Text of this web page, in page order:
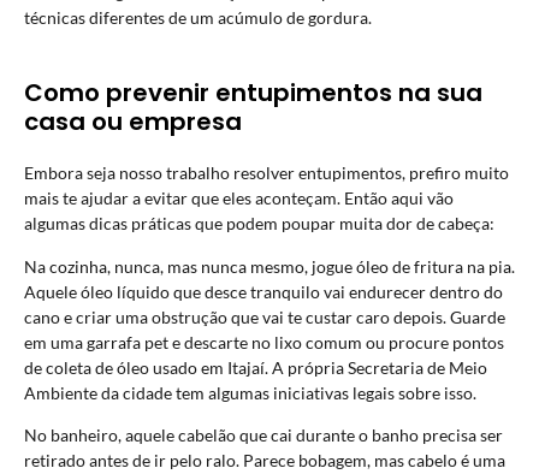
técnicas diferentes de um acúmulo de gordura.
Como prevenir entupimentos na sua
casa ou empresa
Embora seja nosso trabalho resolver entupimentos, prefiro muito
mais te ajudar a evitar que eles aconteçam. Então aqui vão
algumas dicas práticas que podem poupar muita dor de cabeça:
Na cozinha, nunca, mas nunca mesmo, jogue óleo de fritura na pia.
Aquele óleo líquido que desce tranquilo vai endurecer dentro do
cano e criar uma obstrução que vai te custar caro depois. Guarde
em uma garrafa pet e descarte no lixo comum ou procure pontos
de coleta de óleo usado em Itajaí. A própria Secretaria de Meio
Ambiente da cidade tem algumas iniciativas legais sobre isso.
No banheiro, aquele cabelão que cai durante o banho precisa ser
retirado antes de ir pelo ralo. Parece bobagem, mas cabelo é uma